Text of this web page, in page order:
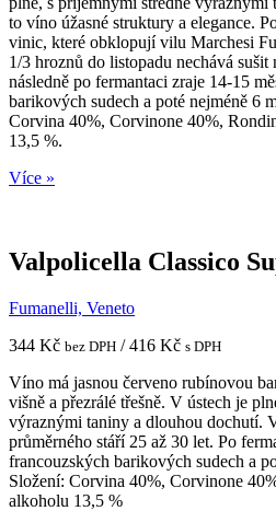
to víno úžasné struktury a elegance.
vinic, které obklopují vilu Marchesi
1/3 hroznů do listopadu nechává sušit
následně po fermantaci zraje 14-15
barikových sudech a poté nejméně 6
Corvina 40%, Corvinone 40%,
13,5 %.
Více »
Valpolicella Classico
Fumanelli, Veneto
344 Kč bez DPH / 416 Kč s DPH
Víno má jasnou červeno rubínovou
višně a přezrálé třešně. V ústech je
výraznými taniny a dlouhou dochutí.
průměrného stáří 25 až 30 let. Po
francouzských barikových sudech a
Složení: Corvina 40%, Corvinone
alkoholu 13,5 %